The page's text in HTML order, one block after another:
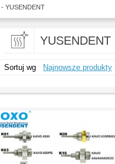
- YUSENDENT
YUSENDENT
Sortuj wg Najnowsze produkty